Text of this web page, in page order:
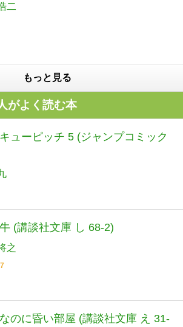
二
もっと見る
がよく読む本
ューピッチ 5 (ジャンプコミック
(講談社文庫 し 68-2)
之
のに昏い部屋 (講談社文庫 え 31-